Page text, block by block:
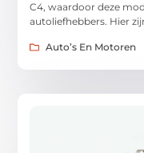
C4, waardoor deze
autoliefhebbers. Hier
Auto’s En Motoren